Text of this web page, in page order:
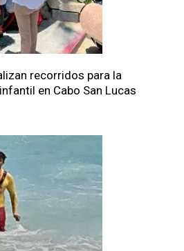
recorridos para la
en Cabo San Lucas